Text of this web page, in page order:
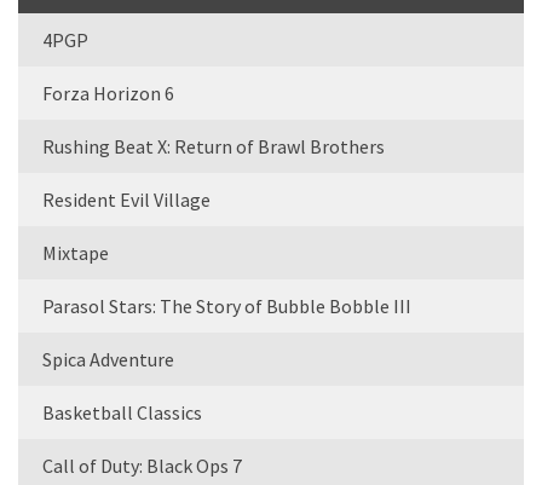
4PGP
Forza Horizon 6
Rushing Beat X: Return of Brawl Brothers
Resident Evil Village
Mixtape
Parasol Stars: The Story of Bubble Bobble III
Spica Adventure
Basketball Classics
Call of Duty: Black Ops 7